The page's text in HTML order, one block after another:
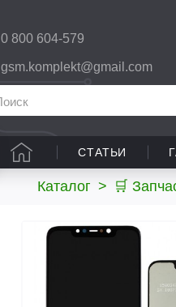
0 800 604-579
gsm.komplekt@gmail.com
СТАТЬИ
Каталог > 🛒